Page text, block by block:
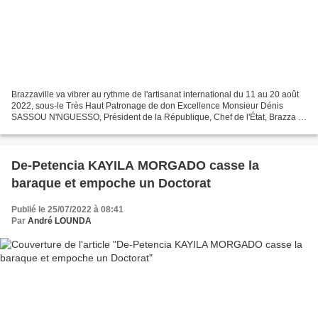
Brazzaville va vibrer au rythme de l'artisanat international du 11 au 20 août
2022, sous-le Très Haut Patronage de don Excellence Monsieur Dénis
SASSOU N'NGUESSO, Président de la République, Chef de l'État, Brazza la
De-Petencia KAYILA MORGADO casse la
baraque et empoche un Doctorat
Publié le 25/07/2022 à 08:41
Par André LOUNDA